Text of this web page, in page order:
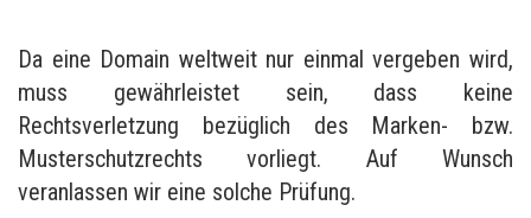
Da eine Domain weltweit nur einmal vergeben wird,
muss gewährleistet sein, dass keine
Rechtsverletzung bezüglich des Marken- bzw.
Musterschutzrechts vorliegt. Auf Wunsch
veranlassen wir eine solche Prüfung.